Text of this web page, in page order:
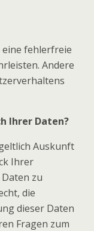
eine fehlerfreie
Andere
Ihrer Daten?
Auskunft
Ihrer
zu
die
dieser Daten
Fragen zum